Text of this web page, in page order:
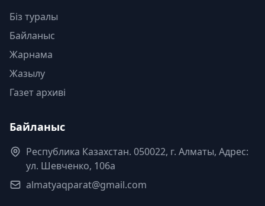
Біз туралы
Байланыс
Жарнама
Жазылу
Газет архиві
Байланыс
Республика Казахстан. 050022, г. Алматы, Адрес:
ул. Шевченко, 106а
almatyaqparat@gmail.com